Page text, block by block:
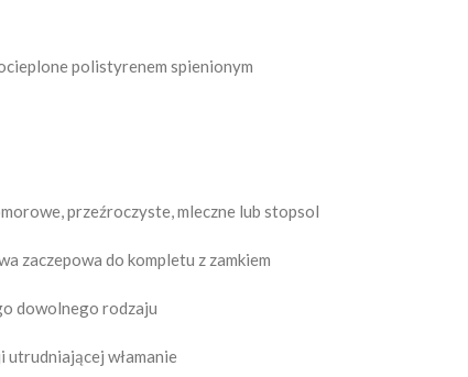
polistyrenem spienionym
przeźroczyste, mleczne lub stopsol
zaczepowa do kompletu z zamkiem
dowolnego rodzaju
utrudniającej włamanie